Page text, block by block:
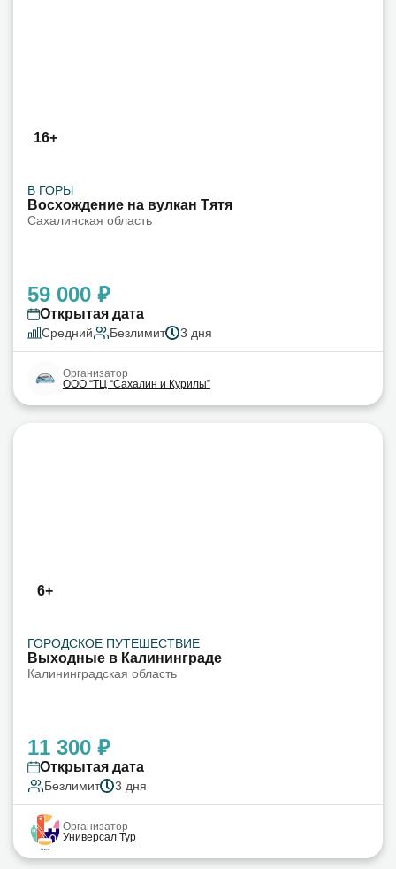
16+
В ГОРЫ
Восхождение на вулкан Тятя
Сахалинская область
59 000 ₽
Открытая дата
Средний Безлимит 3 дня
Организатор
ООО “ТЦ “Сахалин и Курилы”
6+
ГОРОДСКОЕ ПУТЕШЕСТВИЕ
Выходные в Калининграде
Калининградская область
11 300 ₽
Открытая дата
Безлимит 3 дня
Организатор
Универсал Тур